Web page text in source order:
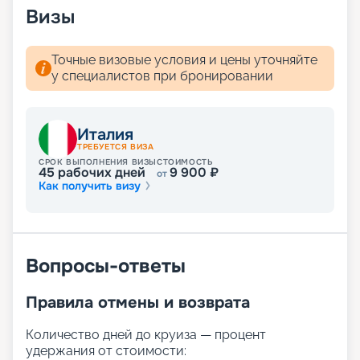
Визы
Точные визовые условия и цены уточняйте
у специалистов при бронировании
Италия
ТРЕБУЕТСЯ ВИЗА
СРОК ВЫПОЛНЕНИЯ ВИЗЫ
45 рабочих дней
СТОИМОСТЬ
от9 900 ₽
Как получить визу
Вопросы-ответы
Правила отмены и возврата
Количество дней до круиза — процент
удержания от стоимости: